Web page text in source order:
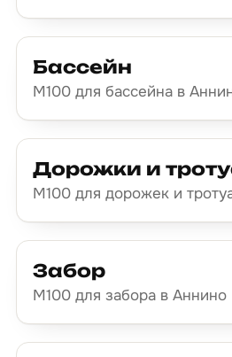
Бассейн
М100 для бассейна в
Дорожки и
М100 для дорожек и
Забор
М100 для забора в Аннино